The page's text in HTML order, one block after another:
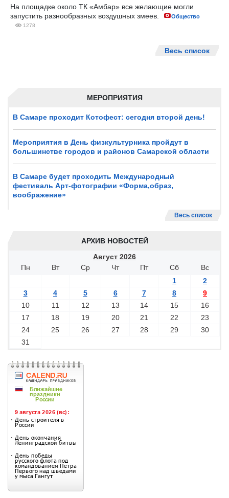
МЕРОПРИЯТИЯ
В Самаре проходит Котофест: сегодня второй день!
Мероприятия в День физкультурника пройдут в
большинстве городов и районов Самарской области
В Самаре будет проходить Международный
фестиваль Арт-фотографии «Форма,образ,
воображение»
Весь список
АРХИВ НОВОСТЕЙ
Август 2026
Пн
Вт Ср Чт Пт Сб
Вс
1
2
3
4 5 6 7 8
9
10
11 12 13 14 15
16
17
18 19 20 21 22
23
24
25 26 27 28 29
30
31
На площадке около ТК «Амбар» все желающие могли
запустить разнообразных воздушных змеев.
Общество
1278
Весь список